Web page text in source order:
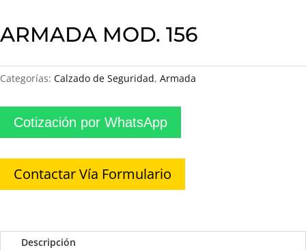
ARMADA MOD. 156
Categorías: Calzado de Seguridad, Armada
Cotización por WhatsApp
Contactar Vía Formulario
Descripción